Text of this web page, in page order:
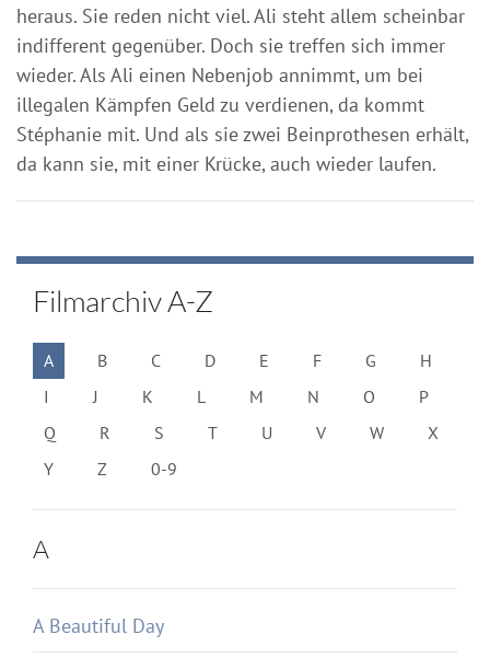
heraus. Sie reden nicht viel. Ali steht allem scheinbar
indifferent gegenüber. Doch sie treffen sich immer
wieder. Als Ali einen Nebenjob annimmt, um bei
illegalen Kämpfen Geld zu verdienen, da kommt
Stéphanie mit. Und als sie zwei Beinprothesen erhält,
da kann sie, mit einer Krücke, auch wieder laufen.
Filmarchiv A-Z
A B C D E F G
H
I
J K L M N O
P
Q
R S T U V W
X
Y
Z 0-9
A
A Beautiful Day